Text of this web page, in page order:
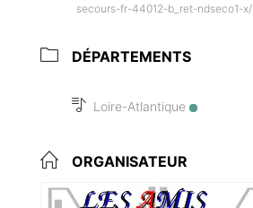
secours-fr-44012-b_ret-ndseco1-x/
DÉPARTEMENTS
Loire-Atlantique
ORGANISATEUR